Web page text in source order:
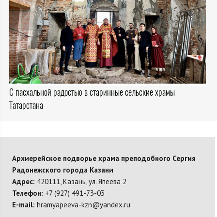
С пасхальной радостью в старинные сельские храмы
Татарстана
Архиерейское подворье храма преподобного Сергия
Радонежского города Казани
Адрес: 420111, Казань, ул. Япеева 2
Телефон: +7 (927) 491-73-03
E-mail: hramyapeeva-kzn@yandex.ru